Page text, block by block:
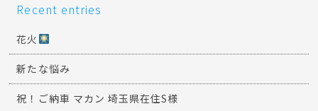
Recent entries
花火
新たな悩み
祝！ご納車 マカン 埼玉県在住S様